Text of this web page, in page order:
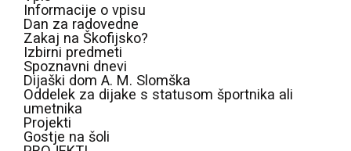
Informacije o vpisu
Dan za radovedne
Zakaj na Škofijsko?
Izbirni predmeti
Spoznavni dnevi
Dijaški dom A. M. Slomška
Oddelek za dijake s statusom športnika ali
umetnika
Projekti
Gostje na šoli